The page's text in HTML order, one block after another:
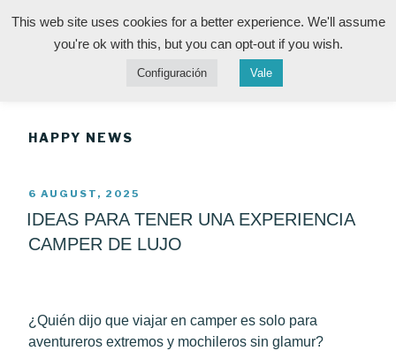
HAPPY CAMPER LA
PALMA
Life is the best gift Enjoy it!
Menu
HAPPY NEWS
POSTED
ON
6 AUGUST, 2025
IDEAS PARA TENER UNA EXPERIENCIA
CAMPER DE LUJO
¿Quién dijo que viajar en camper es solo para
aventureros extremos y mochileros sin glamur?
This web site uses cookies for a better experience. We'll assume
you're ok with this, but you can opt-out if you wish.
Configuración Vale